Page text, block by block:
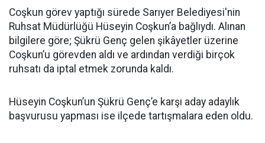
Coşkun görev yaptığı sürede Sarıyer Belediyesi'nin
Ruhsat Müdürlüğü Hüseyin Coşkun’a bağlıydı. Alınan
bilgilere göre; Şükrü Genç gelen şikâyetler üzerine
Coşkun’u görevden aldı ve ardından verdiği birçok
ruhsatı da iptal etmek zorunda kaldı.
Hüseyin Coşkun’un Şükrü Genç’e karşı aday adaylık
başvurusu yapması ise ilçede tartışmalara eden oldu.